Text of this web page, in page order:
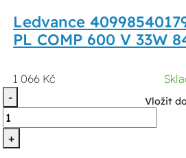
Ledvance
PL COMP 600 V 33W
1 066 Kč
-
+
Vložit